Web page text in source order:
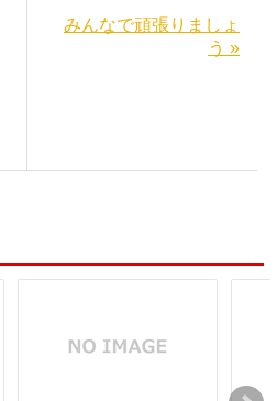
みんなで頑張りましょ
う »